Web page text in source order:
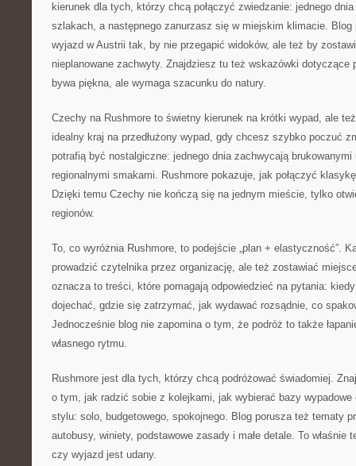
kierunek dla tych, którzy chcą połączyć zwiedzanie: jednego
szlakach, a następnego zanurzasz się w miejskim klimacie. Blog
wyjazd w Austrii tak, by nie przegapić widoków, ale też by
nieplanowane zachwyty. Znajdziesz tu też wskazówki dotyczące
bywa piękna, ale wymaga szacunku do natury.
Czechy na Rushmore to świetny kierunek na krótki wypad, ale
idealny kraj na przedłużony wypad, gdy chcesz szybko poczuć
potrafią być nostalgiczne: jednego dnia zachwycają
regionalnymi smakami. Rushmore pokazuje, jak połączyć
Dzięki temu Czechy nie kończą się na jednym mieście, tylko
regionów.
To, co wyróżnia Rushmore, to podejście „plan + elastyczność”.
prowadzić czytelnika przez organizację, ale też zostawiać
oznacza to treści, które pomagają odpowiedzieć na pytania:
dojechać, gdzie się zatrzymać, jak wydawać rozsądnie, co
Jednocześnie blog nie zapomina o tym, że podróż to także
własnego rytmu.
Rushmore jest dla tych, którzy chcą podróżować świadomiej.
o tym, jak radzić sobie z kolejkami, jak wybierać bazy wypadowe
stylu: solo, budgetowego, spokojnego. Blog porusza też tematy
autobusy, winiety, podstawowe zasady i małe detale. To właśnie
czy wyjazd jest udany.